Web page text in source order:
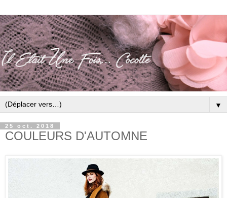
▼
25 oct. 2018
COULEURS D'AUTOMNE